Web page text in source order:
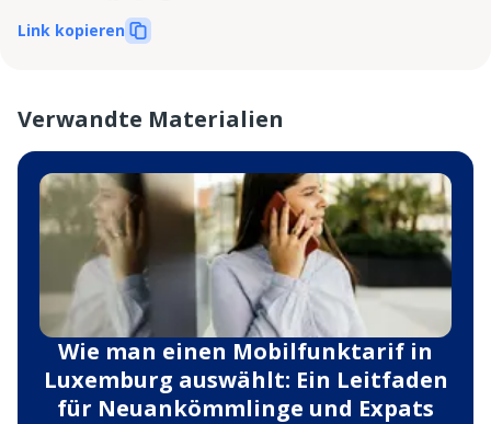
Link kopieren
Verwandte Materialien
Wie man einen Mobilfunktarif in
Luxemburg auswählt: Ein Leitfaden
für Neuankömmlinge und Expats